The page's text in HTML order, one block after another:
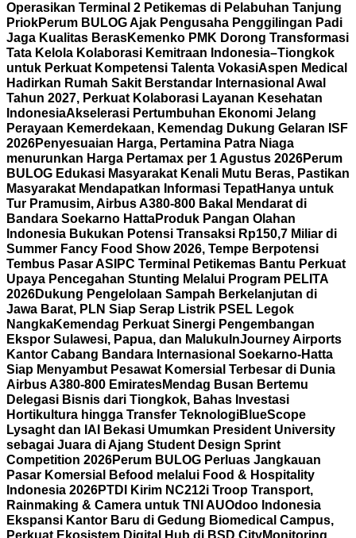
Operasikan Terminal 2 Petikemas di Pelabuhan Tanjung
PriokPerum BULOG Ajak Pengusaha Penggilingan Padi
Jaga Kualitas BerasKemenko PMK Dorong Transformasi
Tata Kelola Kolaborasi Kemitraan Indonesia–Tiongkok
untuk Perkuat Kompetensi Talenta VokasiAspen Medical
Hadirkan Rumah Sakit Berstandar Internasional Awal
Tahun 2027, Perkuat Kolaborasi Layanan Kesehatan
IndonesiaAkselerasi Pertumbuhan Ekonomi Jelang
Perayaan Kemerdekaan, Kemendag Dukung Gelaran ISF
2026Penyesuaian Harga, Pertamina Patra Niaga
menurunkan Harga Pertamax per 1 Agustus 2026Perum
BULOG Edukasi Masyarakat Kenali Mutu Beras, Pastikan
Masyarakat Mendapatkan Informasi TepatHanya untuk
Tur Pramusim, Airbus A380-800 Bakal Mendarat di
Bandara Soekarno HattaProduk Pangan Olahan
Indonesia Bukukan Potensi Transaksi Rp150,7 Miliar di
Summer Fancy Food Show 2026, Tempe Berpotensi
Tembus Pasar AS IPC Terminal Petikemas Bantu Perkuat
Upaya Pencegahan Stunting Melalui Program PELITA
2026Dukung Pengelolaan Sampah Berkelanjutan di
Jawa Barat, PLN Siap Serap Listrik PSEL Legok
NangkaKemendag Perkuat Sinergi Pengembangan
Ekspor Sulawesi, Papua, dan Maluku InJourney Airports
Kantor Cabang Bandara Internasional Soekarno-Hatta
Siap Menyambut Pesawat Komersial Terbesar di Dunia
Airbus A380-800 EmiratesMendag Busan Bertemu
Delegasi Bisnis dari Tiongkok, Bahas Investasi
Hortikultura hingga Transfer TeknologiBlueScope
Lysaght dan IAI Bekasi Umumkan President University
sebagai Juara di Ajang Student Design Sprint
Competition 2026Perum BULOG Perluas Jangkauan
Pasar Komersial Befood melalui Food & Hospitality
Indonesia 2026PTDI Kirim NC212i Troop Transport,
Rainmaking & Camera untuk TNI AUOdoo Indonesia
Ekspansi Kantor Baru di Gedung Biomedical Campus,
Perkuat Ekosistem Digital Hub di BSD CityMonitoring